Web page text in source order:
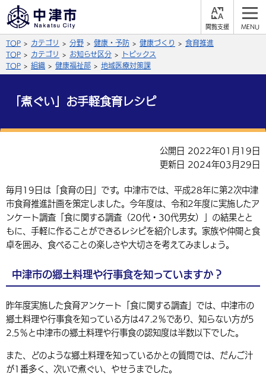
覧
支
よみあげる
文字の大きさ
拡大 標準
言語を選択
中国語（繁体字） 韓国語（한국어）
組織案内
公式SNS
サイト内検索
届出・登録・証明 保険・年金
福祉・介護 健康・予防
環境・衛生 生涯学習・スポーツ・人権
選挙 外国人の方向け情報
事業者の方へ
入札・契約 産業・雇用
都市整備
子育て・教育
手当・助成 健康・医療
相談・支援・情報 計画・施策
遊ぶ・体験する グルメ・食べる
買う・おみやげ 四季のイベント・祭り
移住・定住
市政情報
中津市について 市役所の紹介
地方創生・地域活性化 広報・広聴
行政・計画
TOP カテゴリ 分野 健康・予防 健康づくり
食育推進
TOP
カテゴリ お知らせ区分
トピックス
TOP
組織 健康福祉部 地域医療対策課
「煮ぐい」お手軽食育レシピ
公開日 2022年01月19日
更新日 2024年03月29日
毎月19日は「食育の日」です。中津市では、平成28年に第2次中津
市食育推進計画を策定しました。今年度は、令和2年度に実施したア
ンケート調査「食に関する調査（20代・30代男女）」の結果とと
もに、手軽に作ることができるレシピを紹介します。家族や仲間と食
卓を囲み、食べることの楽しさや大切さを考えてみましょう。
中津市の郷土料理や行事食を知っていますか？
昨年度実施した食育アンケート「食に関する調査」では、中津市の
郷土料理や行事食を知っている方は47.2％であり、知らない方が5
2.5％と中津市の郷土料理や行事食の認知度は半数以下でした。
また、どのような郷土料理を知っているかとの質問では、だんご汁
が1番多く、次いで煮ぐい、やせうまでした。